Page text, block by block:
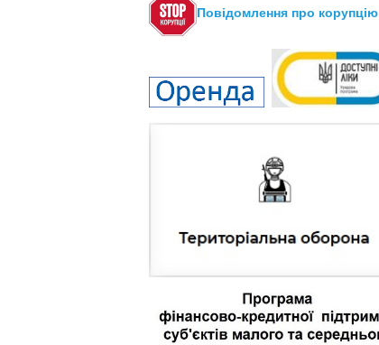
Повідомлення про корупцію